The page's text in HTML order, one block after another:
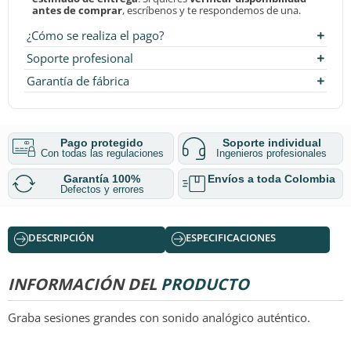
antes de comprar, escríbenos y te respondemos de una.
¿Cómo se realiza el pago?
Soporte profesional
Garantía de fábrica
Pago protegido
Con todas las regulaciones
Soporte individual
Ingenieros profesionales
Garantía 100%
Defectos y errores
Envíos a toda Colombia
DESCRIPCIÓN ESPECIFICACIONES
INFORMACIÓN DEL PRODUCTO
Graba sesiones grandes con sonido analógico auténtico.